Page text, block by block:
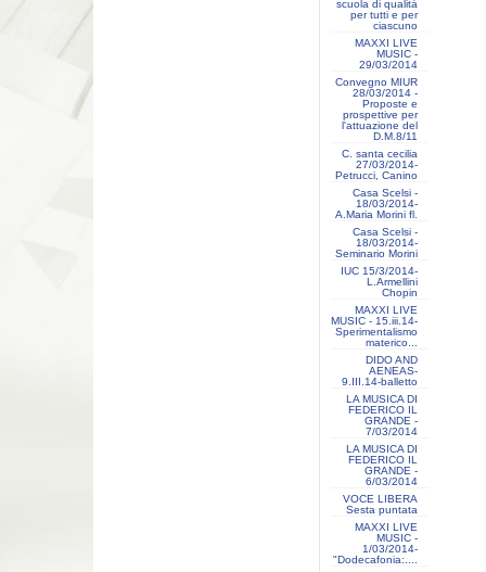
scuola di qualità
per tutti e per
ciascuno
MAXXI LIVE
MUSIC -
29/03/2014
Convegno MIUR
28/03/2014 -
Proposte e
prospettive per
l'attuazione del
D.M.8/11
C. santa cecilia
27/03/2014-
Petrucci, Canino
Casa Scelsi -
18/03/2014-
A.Maria Morini fl.
Casa Scelsi -
18/03/2014-
Seminario Morini
IUC 15/3/2014-
L.Armellini
Chopin
MAXXI LIVE
MUSIC - 15.iii.14-
Sperimentalismo
materico...
DIDO AND
AENEAS-
9.III.14-balletto
LA MUSICA DI
FEDERICO IL
GRANDE -
7/03/2014
LA MUSICA DI
FEDERICO IL
GRANDE -
6/03/2014
VOCE LIBERA
Sesta puntata
MAXXI LIVE
MUSIC -
1/03/2014-
"Dodecafonia:....